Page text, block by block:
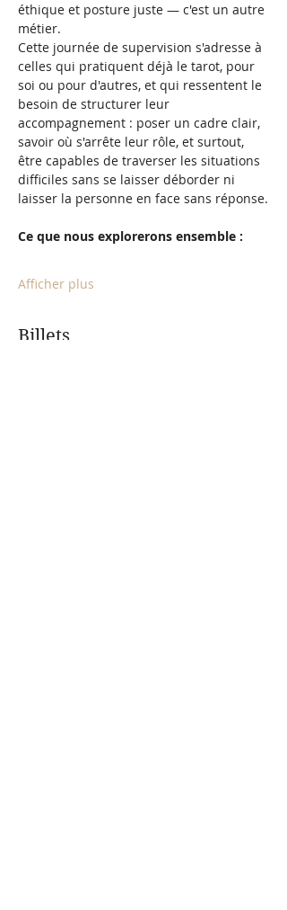
éthique et posture juste — c'est un autre
métier.
Cette journée de supervision s'adresse à
celles qui pratiquent déjà le tarot, pour
soi ou pour d'autres, et qui ressentent le
besoin de structurer leur
accompagnement : poser un cadre clair,
savoir où s'arrête leur rôle, et surtout,
être capables de traverser les situations
difficiles sans se laisser déborder ni
laisser la personne en face sans réponse.
Ce que nous explorerons ensemble :
Afficher plus
Billets